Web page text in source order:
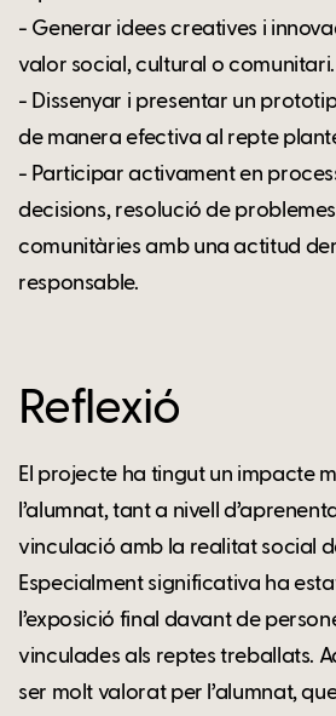
- Generar idees creatives i
valor social, cultural o comunitari.
- Dissenyar i presentar un
de manera efectiva al repte
- Participar activament en
decisions, resolució de
comunitàries amb una actitud
responsable.
Reflexió
El projecte ha tingut un impacte
l’alumnat, tant a nivell
vinculació amb la realitat social
Especialment significativa ha
l’exposició final davant de
vinculades als reptes treballats.
ser molt valorat per l’alumnat,